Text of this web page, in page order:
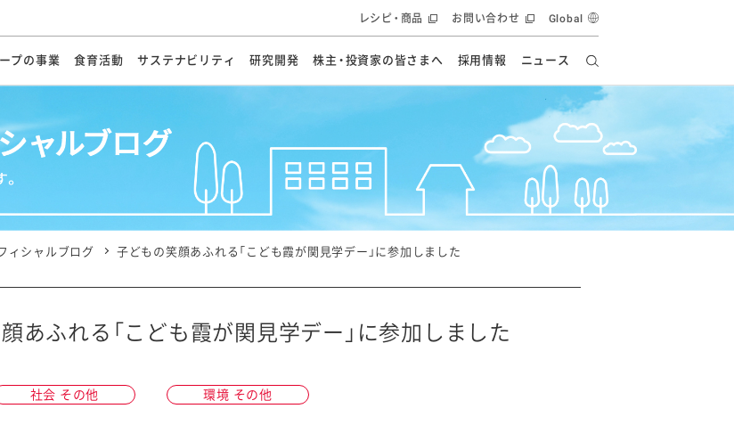
プの事業 食育活動
オープンキッチン（工場見学） マヨテラス（見学施設）
食に関する情報提供
オフィシャルブログ
サステナビリティ
生物多様性の保全 食と健康への貢献
ガバナンス
各種報告書
体 社会・環境活動の歴史
キユーピーグループ
統合報告書
研究開発
研究開発スタイル 学会発表・論文 イノベーションストーリー
株主・投資家の皆さまへ
へ
株式情報 IRカレンダー
ディスクロージャーポリシー 電子公告 統合報告書
採用情報 ニュース
レシピ・商品
体験・エンタメ
お問い合わせ Global
あふれる「こども霞が関見学デー」に参加しました
社会 その他 環境 その他
ィシャルブログ 子どもの笑顔あふれる「こども霞が関見学デー」に参加しました